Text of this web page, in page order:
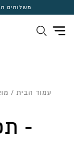
משלוחים חינם לכל
עמוד הבית /
-